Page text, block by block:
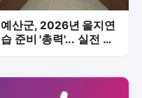
예산군, 2026년 을지연
습 준비 '총력'... 실전 대
응 역량 강화 신호탄